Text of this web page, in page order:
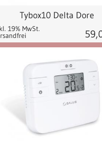
Tybox10 Delta Dore
19% MwSt.